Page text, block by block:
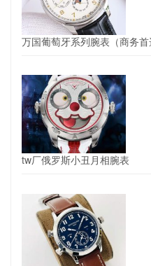
万国葡萄牙系列腕表（商务首
tw厂俄罗斯小丑月相腕表